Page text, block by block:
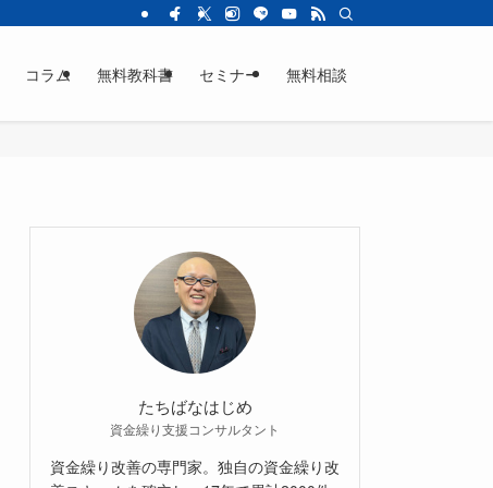
コラム 無料教科書 セミナー 無料相談
たちばなはじめ
資金繰り支援コンサルタント
資金繰り改善の専門家。独自の資金繰り改